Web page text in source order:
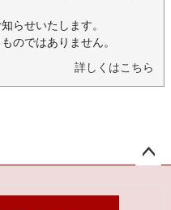
らせいたします。
のではありません。
詳しくはこちら